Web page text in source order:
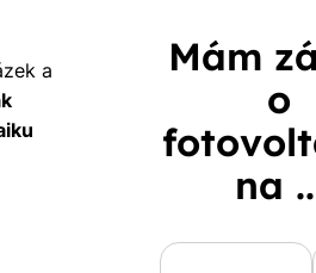
a
Mám
o
na